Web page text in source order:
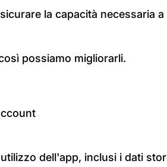
la capacità necessaria
possiamo migliorarli.
dell'app, inclusi i dati